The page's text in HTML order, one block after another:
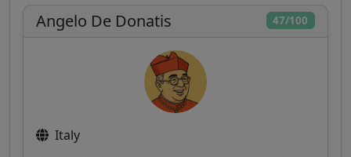
47/100
Angelo De Donatis
Italy